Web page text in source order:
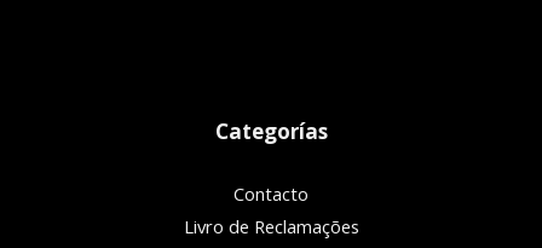
Categorías
Contacto
Livro de Reclamações